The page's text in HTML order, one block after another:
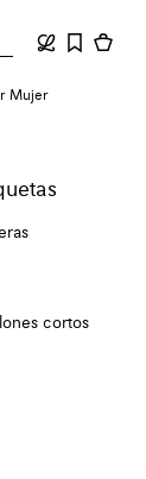
Mujer
cortos